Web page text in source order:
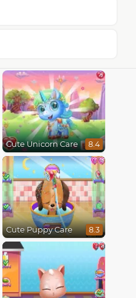
Cute Unicorn Care 8.4
Cute Puppy Care 8.3